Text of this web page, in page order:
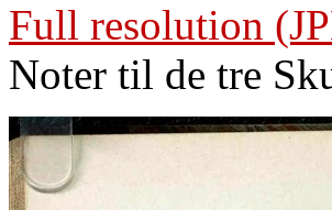
Full resolution
Noter til de tre